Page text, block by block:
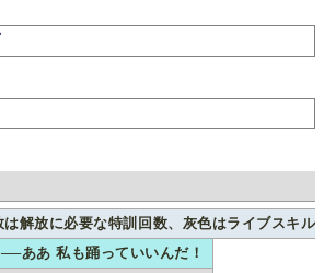
解放に必要な特訓回数、灰色はライブスキル
──ああ 私も踊っていいんだ！